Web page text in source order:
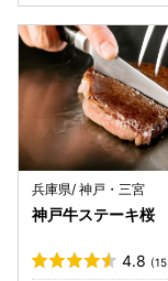
兵庫県/ 神戸・三宮
神戸牛ステーキ桜
4.8